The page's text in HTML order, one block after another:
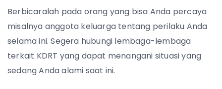
Berbicaralah pada orang yang bisa Anda percaya
misalnya anggota keluarga tentang perilaku Anda
selama ini. Segera hubungi lembaga-lembaga
terkait KDRT yang dapat menangani situasi yang
sedang Anda alami saat ini.